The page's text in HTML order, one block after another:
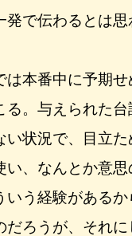
発で伝わるとは
本番中に予期せ
る。与えられた
い状況で、目立
い、なんとか意
いう経験がある
だろうが、それ